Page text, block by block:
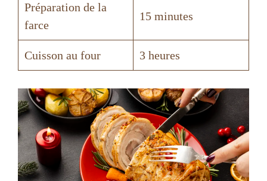
Préparation de la
farce
15 minutes
Cuisson au four 3 heures